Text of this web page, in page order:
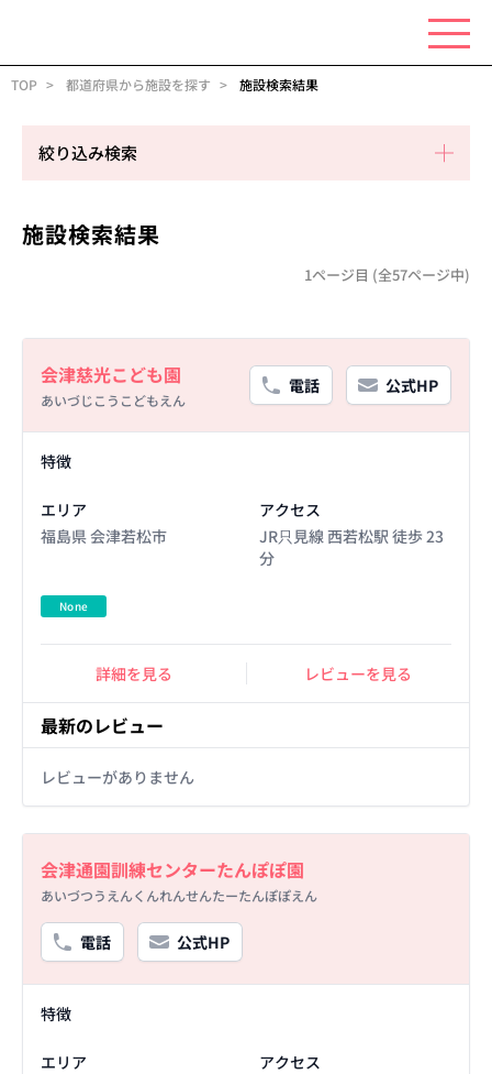
TOP 都道府県から施設を探す 施設検索結果
絞り込み検索
施設検索結果
1ページ目 (全57ページ中)
会津慈光こども園
あいづじこうこどもえん
電話 公式HP
特徴
エリア
福島県 会津若松市
アクセス
JR只見線 西若松駅 徒歩 23
分
None
詳細を見る レビューを見る
最新のレビュー
レビューがありません
会津通園訓練センターたんぽぽ園
あいづつうえんくんれんせんたーたんぽぽえん
電話 公式HP
特徴
エリア
アクセス